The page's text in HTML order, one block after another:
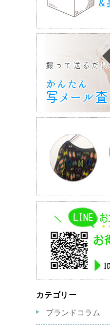
カテゴリー
ブランドコラム